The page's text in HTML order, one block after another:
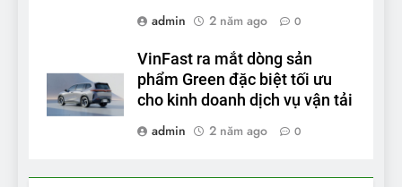
admin
2 năm ago 0
VinFast ra mắt dòng sản
phẩm Green đặc biệt tối ưu
cho kinh doanh dịch vụ vận tải
admin
2 năm ago 0